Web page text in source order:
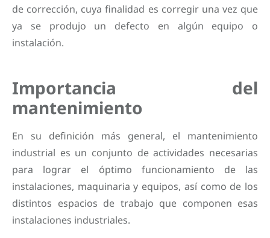
de corrección, cuya finalidad es corregir una vez que
ya se produjo un defecto en algún equipo o
instalación.
Importancia del
mantenimiento
En su definición más general, el mantenimiento
industrial es un conjunto de actividades necesarias
para lograr el óptimo funcionamiento de las
instalaciones, maquinaria y equipos, así como de los
distintos espacios de trabajo que componen esas
instalaciones industriales.